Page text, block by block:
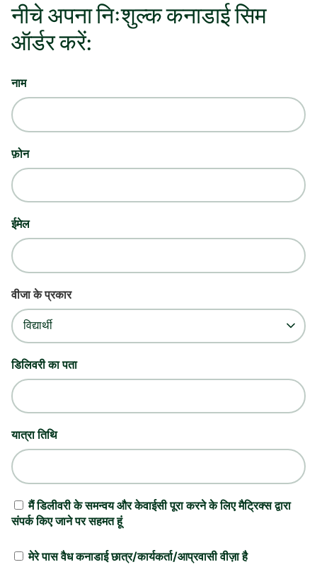
नीचे अपना निःशुल्क कनाडाई सिम
ऑर्डर करें:
नाम
फ़ोन
ईमेल
वीजा के प्रकार
विद्यार्थी
डिलिवरी का पता
यात्रा तिथि
मैं डिलीवरी के समन्वय और केवाईसी पूरा करने के लिए मैट्रिक्स द्वारा
संपर्क किए जाने पर सहमत हूं
मेरे पास वैध कनाडाई छात्र/कार्यकर्ता/आप्रवासी वीज़ा है